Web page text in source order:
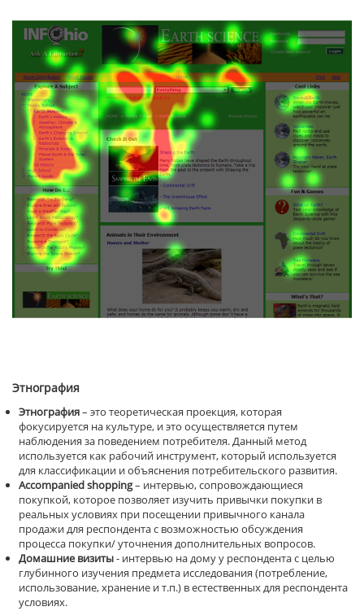
Этнография
Этнография– это теоретическая проекция, которая
фокусируется на культуре, и это осуществляется путем
наблюдения за поведением потребителя. Данный метод
используется как рабочий инструмент, который используется
для классификации и объяснения потребительского развития.
Accompaniedshopping– интервью, сопровождающиеся
покупкой, которое позволяет изучить привычки покупки в
реальных условиях при посещении привычного канала
продажи для респондента с возможностью обсуждения
процесса покупки/ уточнения дополнительных вопросов.
Домашние визиты- интервью на дому у респондента с целью
глубинного изучения предмета исследования (потребление,
использование, хранение и т.п.) в естественных для респондента
условиях.